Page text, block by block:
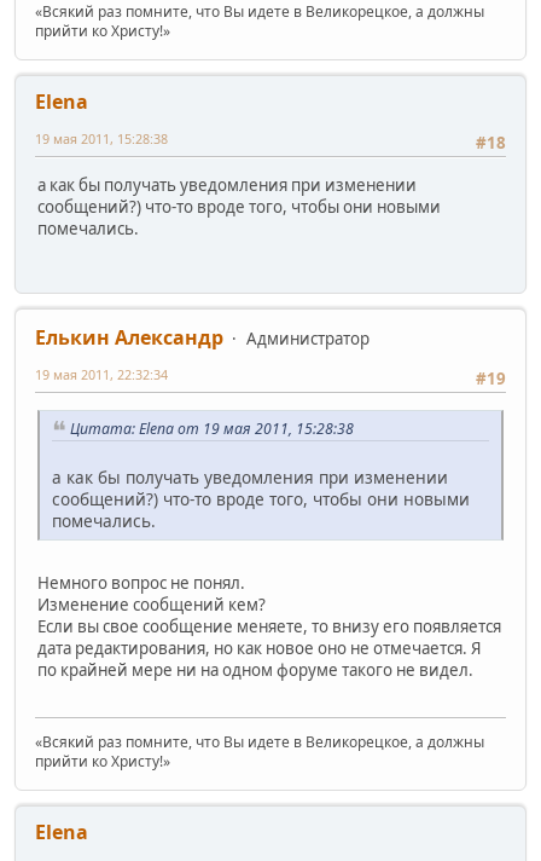
«Всякий раз помните, что Вы идете в Великорецкое, а должны
прийти ко Христу!»
Elena
#18
19 мая 2011, 15:28:38
а как бы получать уведомления при изменении
сообщений?) что-то вроде того, чтобы они новыми
помечались.
Елькин Александр
Администратор
#19
19 мая 2011, 22:32:34
Цитата: Elena от 19 мая 2011, 15:28:38
а как бы получать уведомления при изменении
сообщений?) что-то вроде того, чтобы они новыми
помечались.
Немного вопрос не понял.
Изменение сообщений кем?
Если вы свое сообщение меняете, то внизу его появляется
дата редактирования, но как новое оно не отмечается. Я
по крайней мере ни на одном форуме такого не видел.
«Всякий раз помните, что Вы идете в Великорецкое, а должны
прийти ко Христу!»
Elena